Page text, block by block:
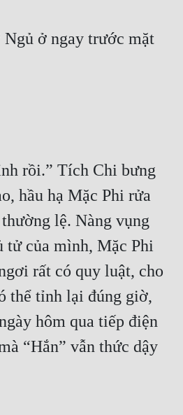
Ngủ ở ngay trước mặt
rồi.” Tích Chi bưng
hầu hạ Mặc Phi rửa
lệ. Nàng vụng
tử của mình, Mặc Phi
rất có quy luật, cho
thể tỉnh lại đúng giờ,
hôm qua tiếp điện
“Hắn” vẫn thức dậy